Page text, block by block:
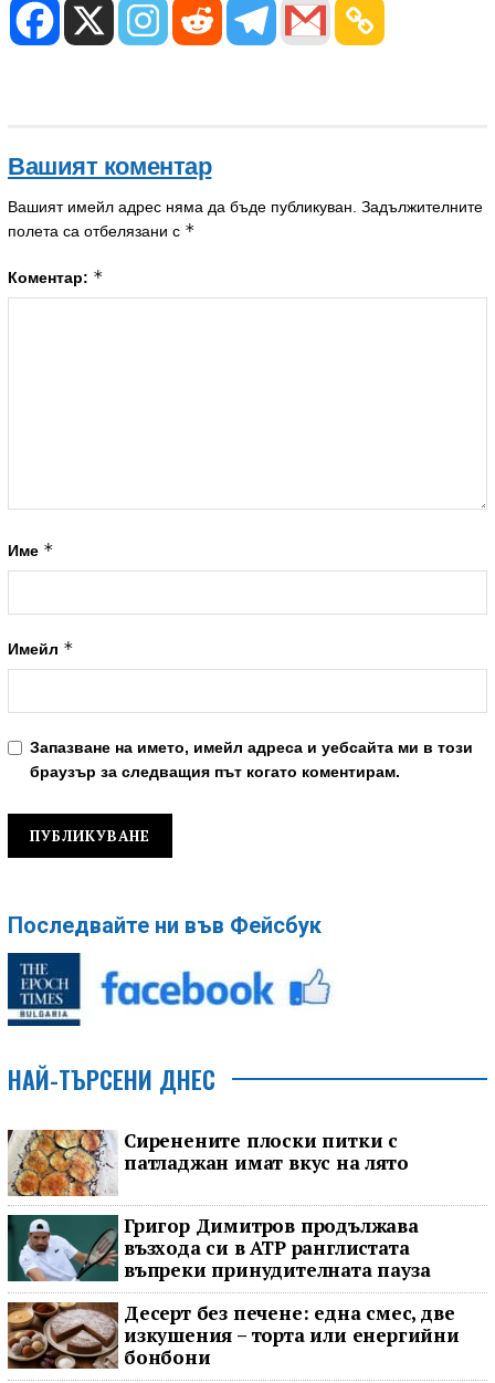
Вашият коментар
Вашият имейл адрес няма да бъде публикуван. Задължителните
полета са отбелязани с *
Коментар: *
Име *
Имейл *
Запазване на името, имейл адреса и уебсайта ми в този
браузър за следващия път когато коментирам.
Последвайте ни във Фейсбук
НАЙ-ТЪРСЕНИ ДНЕС
Сиренените плоски питки с
патладжан имат вкус на лято
Григор Димитров продължава
възхода си в ATP ранглистата
въпреки принудителната пауза
Десерт без печене: една смес, две
изкушения – торта или енергийни
бонбони